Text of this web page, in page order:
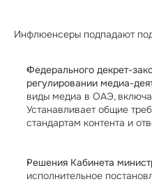
Инфлюенсеры подпадают
Федерального декрет-
регулировании медиа-
виды медиа в ОАЭ,
Устанавливает общие
стандартам контента и
Решения Кабинета
исполнительное